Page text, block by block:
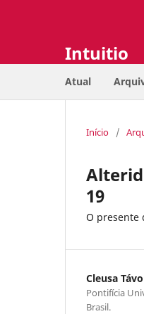
Intuitio
Atual
Início /
19
O presente
Cleusa
Pontifícia
Brasil.